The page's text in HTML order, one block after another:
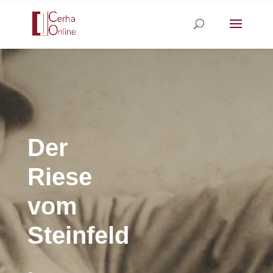
Der
Riese
vom
Steinfeld